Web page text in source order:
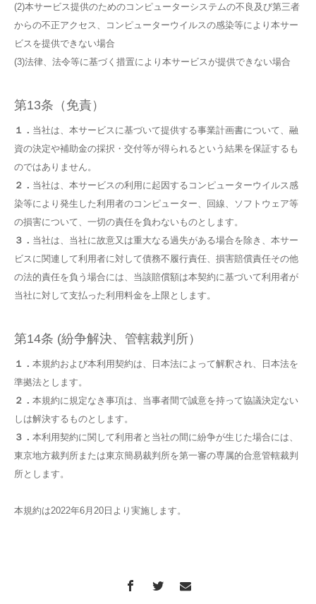
(2)本サービス提供のためのコンピューターシステムの不良及び第三者
からの不正アクセス、コンピューターウイルスの感染等により本サー
ビスを提供できない場合
(3)法律、法令等に基づく措置により本サービスが提供できない場合
第13条（免責）
１． 当社は、本サービスに基づいて提供する事業計画書について、融
資の決定や補助金の採択・交付等が得られるという結果を保証するも
のではありません。
２． 当社は、本サービスの利用に起因するコンピューターウイルス感
染等により発生した利用者のコンピューター、回線、ソフトウェア等
の損害について、一切の責任を負わないものとします。
３． 当社は、当社に故意又は重大なる過失がある場合を除き、本サー
ビスに関連して利用者に対して債務不履行責任、損害賠償責任その他
の法的責任を負う場合には、当該賠償額は本契約に基づいて利用者が
当社に対して支払った利用料金を上限とします。
第14条 (紛争解決、管轄裁判所）
１． 本規約および本利用契約は、日本法によって解釈され、日本法を
準拠法とします。
２． 本規約に規定なき事項は、当事者間で誠意を持って協議決定ない
しは解決するものとします。
３． 本利用契約に関して利用者と当社の間に紛争が生じた場合には、
東京地方裁判所または東京簡易裁判所を第一審の専属的合意管轄裁判
所とします。
本規約は2022年6月20日より実施します。